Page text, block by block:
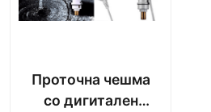
Проточна чешма
со дигитален